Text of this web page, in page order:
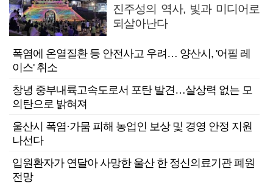
진주성의 역사, 빛과 미디어로
되살아난다
폭염에 온열질환 등 안전사고 우려… 양산시, '어필 레
이스' 취소
창녕 중부내륙고속도로서 포탄 발견…살상력 없는 모
의탄으로 밝혀져
울산시 폭염·가뭄 피해 농업인 보상 및 경영 안정 지원
나선다
입원환자가 연달아 사망한 울산 한 정신의료기관 폐원
전망